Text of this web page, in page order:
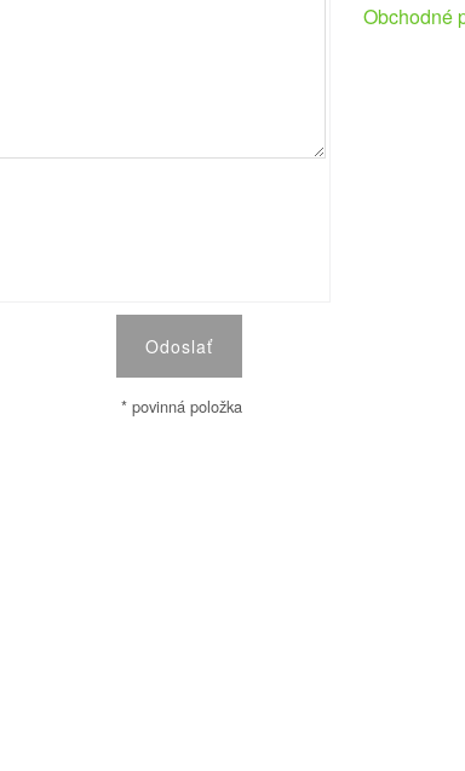
* povinná položka
Obchodné